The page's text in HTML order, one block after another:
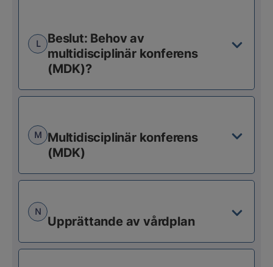
L
Beslut: Behov av
multidisciplinär konferens
(MDK)?
M Multidisciplinär konferens
(MDK)
N
Upprättande av vårdplan